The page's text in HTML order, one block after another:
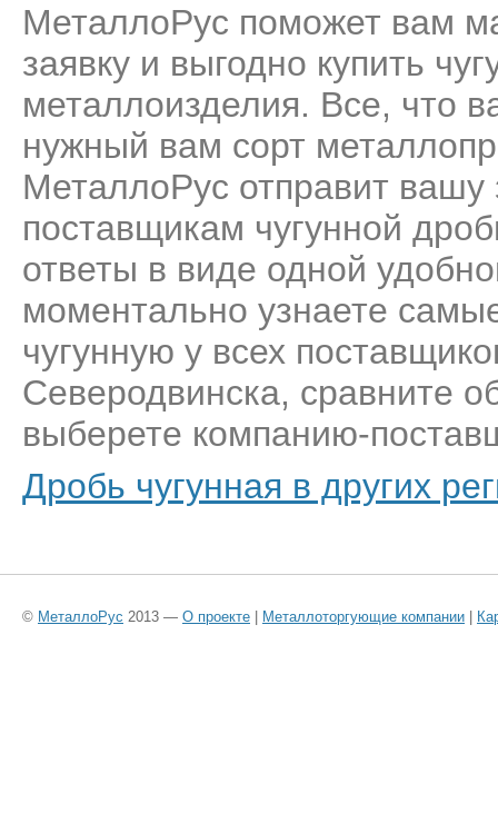
МеталлоРус поможет вам
заявку и выгодно купить
металлоизделия. Все, что
нужный вам сорт
МеталлоРус отправит
поставщикам чугунной
ответы в виде одной
моментально узнаете
чугунную у всех
Северодвинска, сравните
выберете компанию-
Дробь чугунная в других
© МеталлоРус 2013 — О проекте | Металлоторгующие компании |